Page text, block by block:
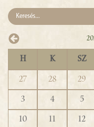
H K SZ
27 28 29
3
4 5
10
11 12